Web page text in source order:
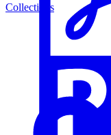
Collections